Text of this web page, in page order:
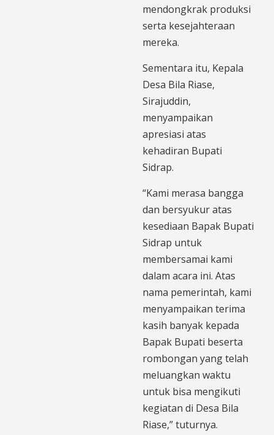
mendongkrak produksi
serta kesejahteraan
mereka.
Sementara itu, Kepala
Desa Bila Riase,
Sirajuddin,
menyampaikan
apresiasi atas
kehadiran Bupati
Sidrap.
“Kami merasa bangga
dan bersyukur atas
kesediaan Bapak Bupati
Sidrap untuk
membersamai kami
dalam acara ini. Atas
nama pemerintah, kami
menyampaikan terima
kasih banyak kepada
Bapak Bupati beserta
rombongan yang telah
meluangkan waktu
untuk bisa mengikuti
kegiatan di Desa Bila
Riase,” tuturnya.